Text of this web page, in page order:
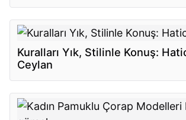
Kuralları Yık, Stilinle Konuş:
Ceylan